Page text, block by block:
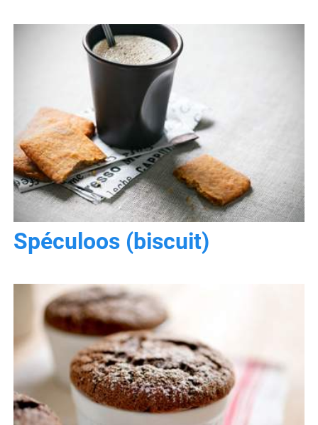
Spéculoos (biscuit)